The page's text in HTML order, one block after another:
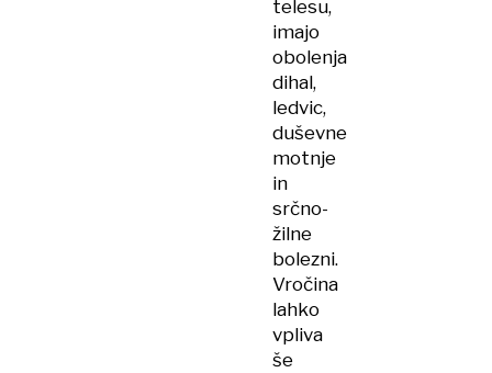
telesu,
imajo
obolenja
dihal,
ledvic,
duševne
motnje
in
srčno-
žilne
bolezni.
Vročina
lahko
vpliva
še